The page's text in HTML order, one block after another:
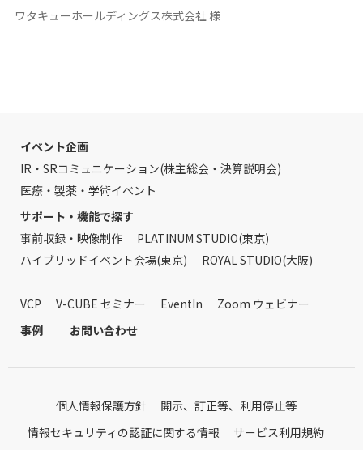
ワタキューホールディングス株式会社 様
イベント企画
IR・SRコミュニケーション(株主総会・決算説明会)
医療・製薬・学術イベント
サポート・機能で探す
事前収録・映像制作
PLATINUM STUDIO(東京)
ハイブリッドイベント会場(東京)
ROYAL STUDIO(大阪)
VCP V-CUBE セミナー EventIn
Zoom ウェビナー
事例
お問い合わせ
個人情報保護方針
開示、訂正等、利用停止等
情報セキュリティの認証に関する情報
サービス利用規約